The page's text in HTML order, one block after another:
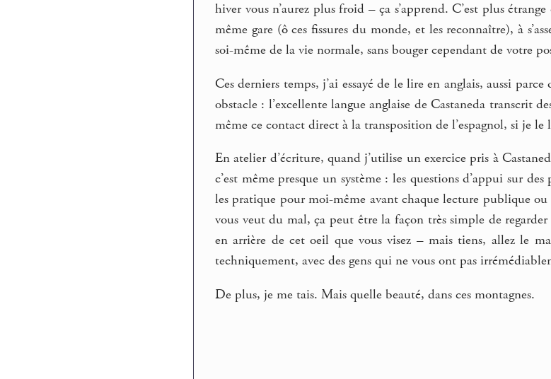
hiver vous n’aurez plus froid – ça s’apprend. C’est plus
même gare (ô ces fissures du monde, et les reconnaître), à
soi-même de la vie normale, sans bouger cependant de votre
Ces derniers temps, j’ai essayé de le lire en anglais, aussi
obstacle : l’excellente langue anglaise de Castaneda transcrit
même ce contact direct à la transposition de l’espagnol, si je le
En atelier d’écriture, quand j’utilise un exercice pris à
c’est même presque un système : les questions d’appui sur
les pratique pour moi-même avant chaque lecture publique
vous veut du mal, ça peut être la façon très simple de
en arrière de cet oeil que vous visez – mais tiens, allez le
techniquement, avec des gens qui ne vous ont pas
De plus, je me tais. Mais quelle beauté, dans ces montagnes.